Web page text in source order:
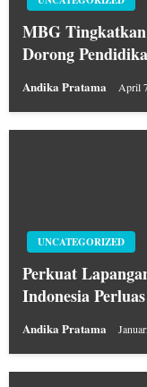
MBG
Dorong
Andika Pratama April
UNCATEGORIZED
Perkuat
Indonesia
Andika Pratama